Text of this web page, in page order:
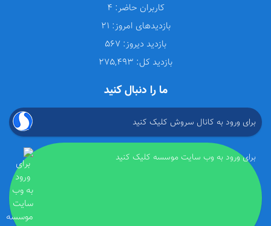
کاربران حاضر:
بازدیدهای امروز:
بازدید دیروز:
بازدید کل:
ما را دنبال کنید
برای ورود به کانال سروش کلیک کنید
برای ورود به وب سایت موسسه کلیک کنید